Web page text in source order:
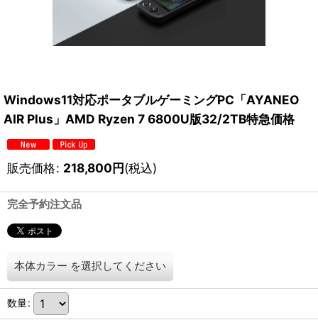
Windows11対応ポータブルゲーミングPC「AYANEO
AIR Plus」AMD Ryzen 7 6800U版32/2TB特急価格
販売価格: 218,800円(税込)
完全予約注文品
本体カラー を選択してください
数量: